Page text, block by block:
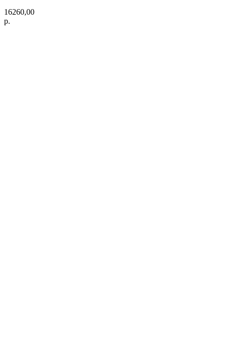
16260,00
р.